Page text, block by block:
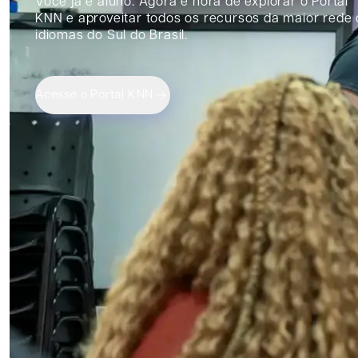
KNN e aproveitar todos os recursos da maior rede
idiomas do Sul do Brasil.
Acesse o Portal KNN